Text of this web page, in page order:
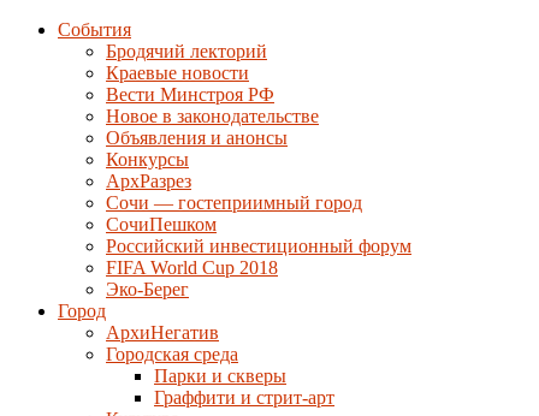
События
Бродячий лекторий
Краевые новости
Вести Минстроя РФ
Новое в законодательстве
Объявления и анонсы
Конкурсы
АрхРазрез
Сочи — гостеприимный город
СочиПешком
Российский инвестиционный форум
FIFA World Cup 2018
Эко-Берег
Город
АрхиНегатив
Городская среда
Парки и скверы
Граффити и стрит-арт